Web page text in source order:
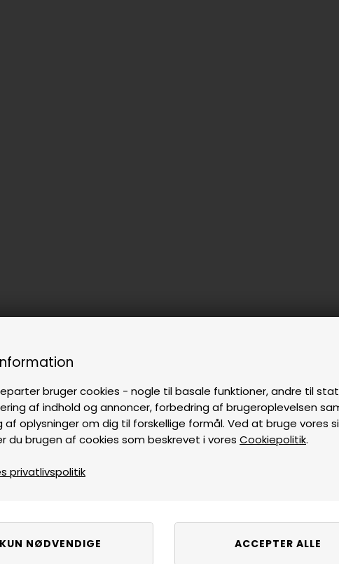
bruger cookies - nogle til basale funktioner, andre til
af indhold og annoncer, forbedring af brugeroplevelsen
af oplysninger om dig til forskellige formål. Ved at bruge vores
du brugen af cookies som beskrevet i vores Cookiepolitik.
privatlivspolitik